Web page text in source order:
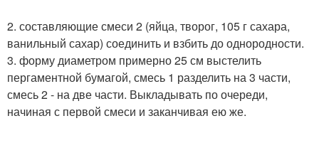
2. составляющие смеси 2 (яйца, творог, 105 г сахара,
ванильный сахар) соединить и взбить до однородности.
3. форму диаметром примерно 25 см выстелить
пергаментной бумагой, смесь 1 разделить на 3 части,
смесь 2 - на две части. Выкладывать по очереди,
начиная с первой смеси и заканчивая ею же.